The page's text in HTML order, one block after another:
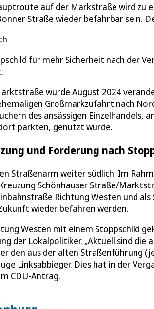
auf der Markstraße wird zu
Straße wieder befahrbar sein.
für mehr Sicherheit nach der
wurde August 2024
Großmarkzufahrt nach
des ansässigen Einzelhandels,
parkten, genutzt wurde.
und Forderung nach
Straßenarm weiter südlich. Im
Schönhauser Straße/
Richtung Westen und
wieder befahren werden.
Westen mit einem Stoppschild
der Lokalpolitiker. „Aktuell sind die
den aus der alten Straßenführung
Linksabbieger. Dies hat in der
CDU-Antrag.